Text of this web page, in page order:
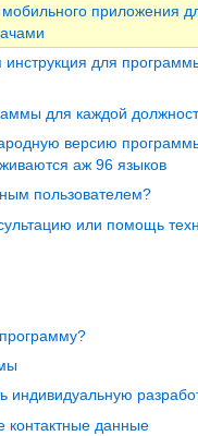
приложения
инструкция для
для каждой
версию
аж 96 языков
пользователем?
или помощь
программу?
индивидуальную
контактные данные